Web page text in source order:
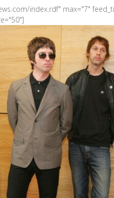
index.rdf" max="7"